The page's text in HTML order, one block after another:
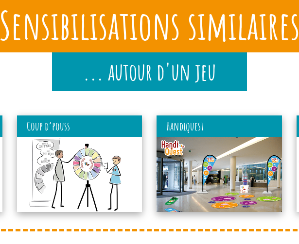
Sensibilisations similaires
... autour d'un jeu
Coup d’pouss Handiquest